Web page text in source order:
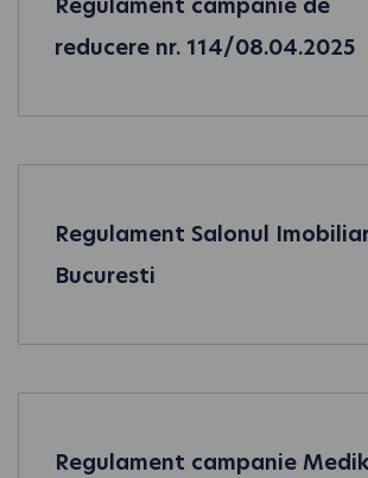
reducere nr. 114/08.04.2025
Regulament Salonul
Bucuresti
Regulament campanie